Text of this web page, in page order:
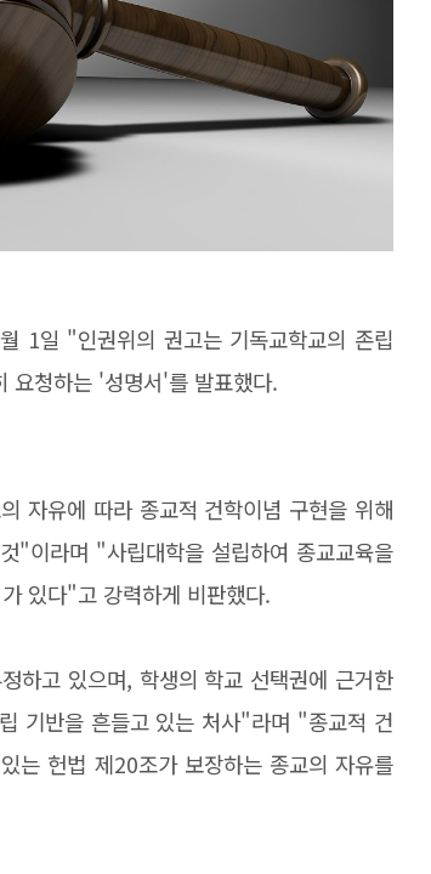
1일 "인권위의 권고는 기독교학교의 존립
요청하는 '성명서'를 발표했다.
자유에 따라 종교적 건학이념 구현을 위해
"이라며 "사립대학을 설립하여 종교교육을
있다"고 강력하게 비판했다.
하고 있으며, 학생의 학교 선택권에 근거한
기반을 흔들고 있는 처사"라며 "종교적 건
는 헌법 제20조가 보장하는 종교의 자유를